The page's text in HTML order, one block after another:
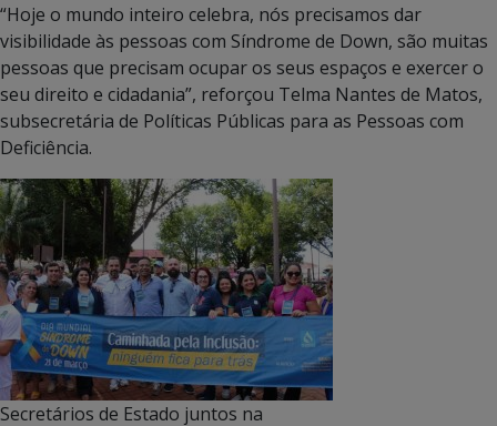
“Hoje o mundo inteiro celebra, nós precisamos dar
visibilidade às pessoas com Síndrome de Down, são muitas
pessoas que precisam ocupar os seus espaços e exercer o
seu direito e cidadania”, reforçou Telma Nantes de Matos,
subsecretária de Políticas Públicas para as Pessoas com
Deficiência.
Secretários de Estado juntos na